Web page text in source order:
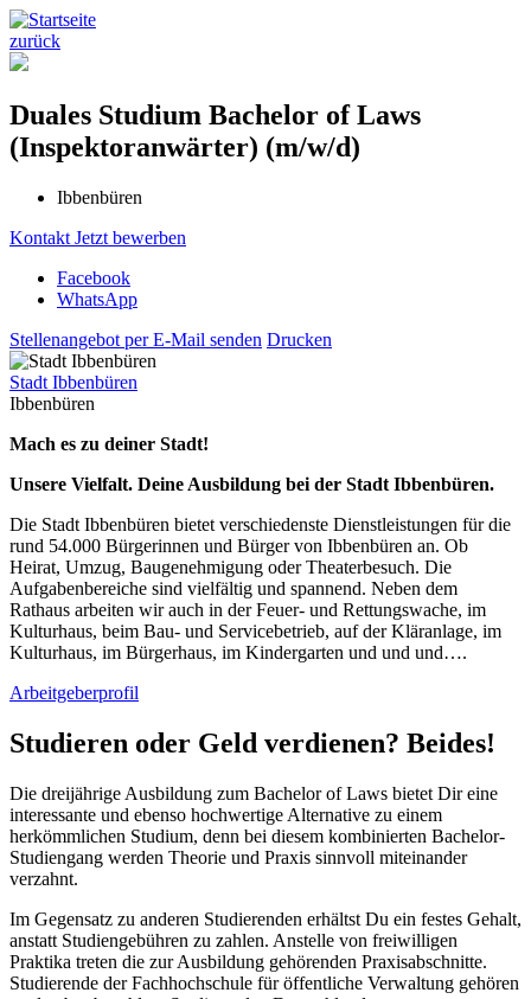
zurück
Duales Studium Bachelor of Laws
(Inspektoranwärter) (m/w/d)
Ibbenbüren
Kontakt Jetzt bewerben
Facebook
WhatsApp
Stellenangebot per E-Mail senden Drucken
Stadt Ibbenbüren
Ibbenbüren
Mach es zu deiner Stadt!
Unsere Vielfalt. Deine Ausbildung bei der Stadt Ibbenbüren.
Die Stadt Ibbenbüren bietet verschiedenste Dienstleistungen für die
rund 54.000 Bürgerinnen und Bürger von Ibbenbüren an. Ob
Heirat, Umzug, Baugenehmigung oder Theaterbesuch. Die
Aufgabenbereiche sind vielfältig und spannend. Neben dem
Rathaus arbeiten wir auch in der Feuer- und Rettungswache, im
Kulturhaus, beim Bau- und Servicebetrieb, auf der Kläranlage, im
Kulturhaus, im Bürgerhaus, im Kindergarten und und und….
Arbeitgeberprofil
Studieren oder Geld verdienen? Beides!
Die dreijährige Ausbildung zum Bachelor of Laws bietet Dir eine
interessante und ebenso hochwertige Alternative zu einem
herkömmlichen Studium, denn bei diesem kombinierten Bachelor-
Studiengang werden Theorie und Praxis sinnvoll miteinander
verzahnt.
Im Gegensatz zu anderen Studierenden erhältst Du ein festes Gehalt,
anstatt Studiengebühren zu zahlen. Anstelle von freiwilligen
Praktika treten die zur Ausbildung gehörenden Praxisabschnitte.
Studierende der Fachhochschule für öffentliche Verwaltung gehören